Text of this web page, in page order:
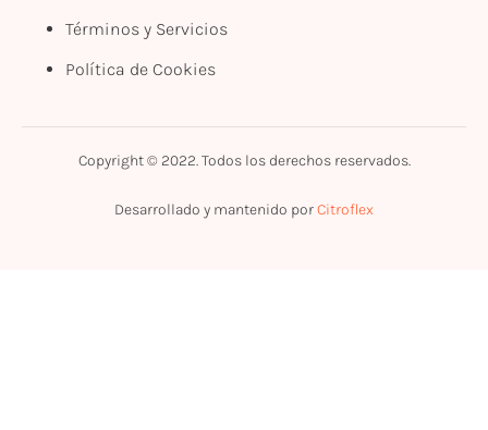
Términos y Servicios
Política de Cookies
Copyright © 2022. Todos los derechos reservados.
Desarrollado y mantenido porCitroflex